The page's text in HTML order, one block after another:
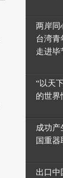
两岸
台湾青
走进毕
“以天
的世界
成功
国重器
出口中